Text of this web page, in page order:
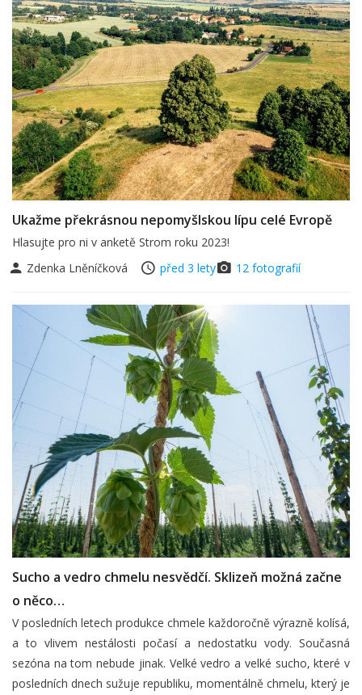
Ukažme překrásnou nepomyšlskou lípu celé Evropě
Hlasujte pro ni v anketě Strom roku 2023!
Zdenka Lněníčková
před 3 lety 12 fotografií
Sucho a vedro chmelu nesvědčí. Sklizeň možná začne
o něco…
V posledních letech produkce chmele každoročně výrazně kolísá,
a to vlivem nestálosti počasí a nedostatku vody. Současná
sezóna na tom nebude jinak. Velké vedro a velké sucho, které v
posledních dnech sužuje republiku, momentálně chmelu, který je